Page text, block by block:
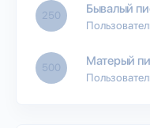
250 Бывалый
500 Матерый